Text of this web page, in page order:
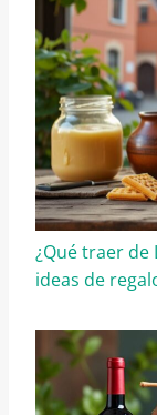
¿Qué traer de
ideas de